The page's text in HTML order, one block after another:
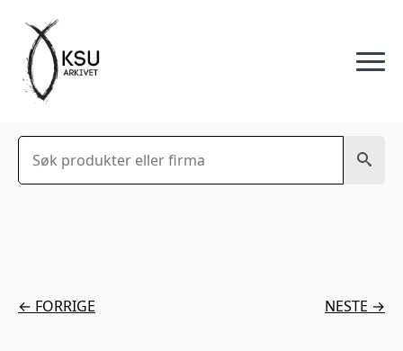
Søk
← FORRIGE NESTE →